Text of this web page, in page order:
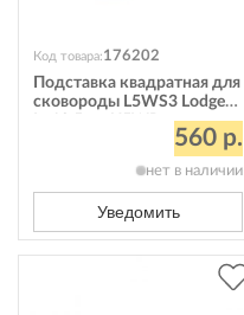
Код товара:176202
Подставка квадратная для
сковороды L5WS3 Lodge
560 р.
нет в наличии
Уведомить